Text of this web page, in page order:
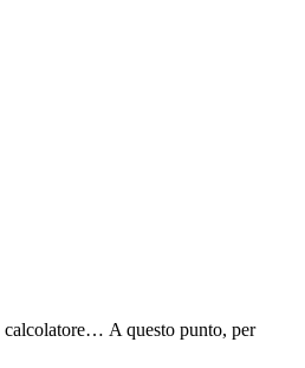
calcolatore… A questo punto, per